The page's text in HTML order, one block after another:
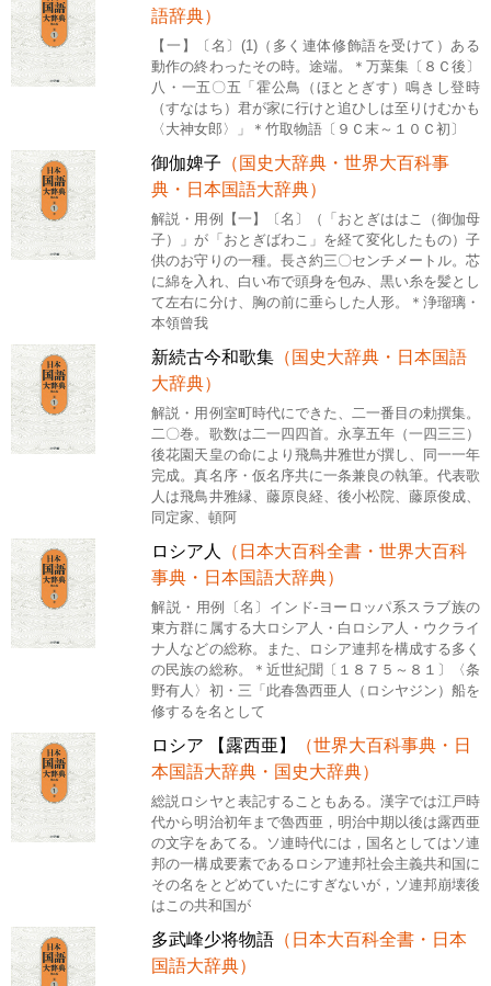
語辞典）
【一】〔名〕(1)（多く連体修飾語を受けて）ある
動作の終わったその時。途端。＊万葉集〔８Ｃ後〕
八・一五〇五「霍公鳥（ほととぎす）鳴きし登時
（すなはち）君が家に行けと追ひしは至りけむかも
〈大神女郎〉」＊竹取物語〔９Ｃ末～１０Ｃ初〕
御伽婢子 （国史大辞典・世界大百科事
典・日本国語大辞典）
解説・用例【一】〔名〕（「おとぎははこ（御伽母
子）」が「おとぎばわこ」を経て変化したもの）子
供のお守りの一種。長さ約三〇センチメートル。芯
に綿を入れ、白い布で頭身を包み、黒い糸を髪とし
て左右に分け、胸の前に垂らした人形。＊浄瑠璃・
本領曾我
新続古今和歌集 （国史大辞典・日本国語
大辞典）
解説・用例室町時代にできた、二一番目の勅撰集。
二〇巻。歌数は二一四四首。永享五年（一四三三）
後花園天皇の命により飛鳥井雅世が撰し、同一一年
完成。真名序・仮名序共に一条兼良の執筆。代表歌
人は飛鳥井雅縁、藤原良経、後小松院、藤原俊成、
同定家、頓阿
ロシア人
（日本大百科全書・世界大百科
事典・日本国語大辞典）
解説・用例〔名〕インド‐ヨーロッパ系スラブ族の
東方群に属する大ロシア人・白ロシア人・ウクライ
ナ人などの総称。また、ロシア連邦を構成する多く
の民族の総称。＊近世紀聞〔１８７５～８１〕〈条
野有人〉初・三「此春魯西亜人（ロシヤジン）船を
修するを名として
ロシア 【露西亜】
（世界大百科事典・日
本国語大辞典・国史大辞典）
総説ロシヤと表記することもある。漢字では江戸時
代から明治初年まで魯西亜，明治中期以後は露西亜
の文字をあてる。ソ連時代には，国名としてはソ連
邦の一構成要素であるロシア連邦社会主義共和国に
その名をとどめていたにすぎないが，ソ連邦崩壊後
はこの共和国が
多武峰少将物語 （日本大百科全書・日本
国語大辞典）